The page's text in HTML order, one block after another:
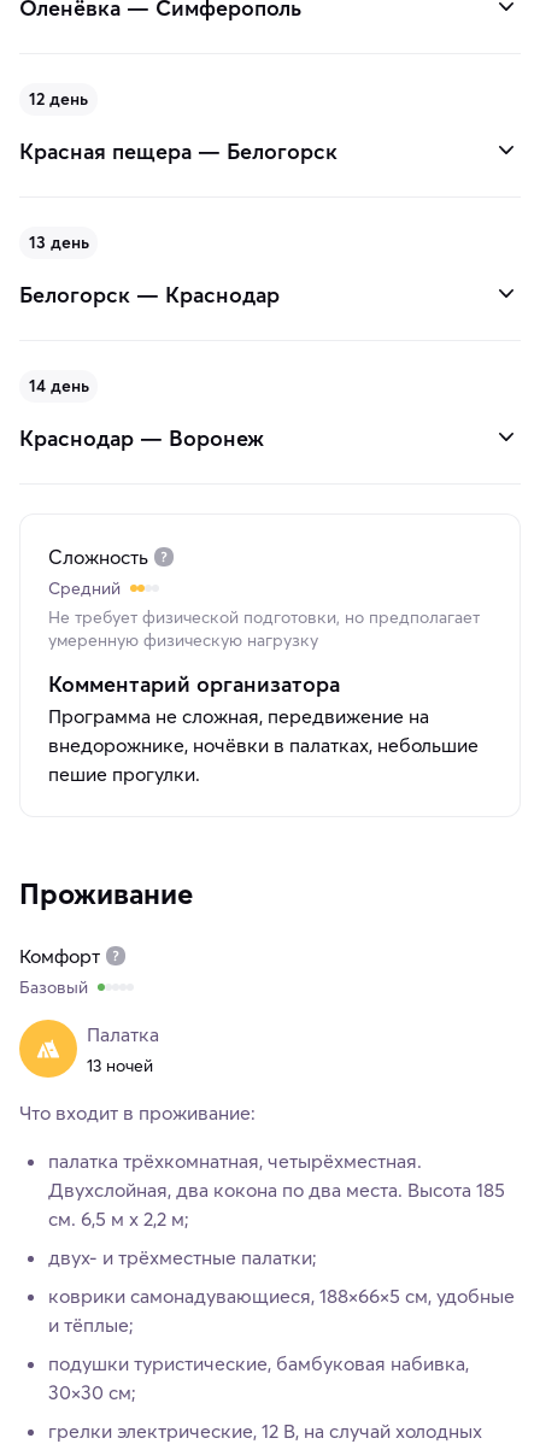
Оленёвка — Симферополь
12 день
Красная пещера — Белогорск
13 день
Белогорск — Краснодар
14 день
Краснодар — Воронеж
Сложность
Средний
Не требует физической подготовки, но предполагает
умеренную физическую нагрузку
Комментарий организатора
Программа не сложная, передвижение на
внедорожнике, ночёвки в палатках, небольшие
пешие прогулки.
Проживание
Комфорт
Базовый
Палатка
13 ночей
Что входит в проживание:
палатка трёхкомнатная, четырёхместная.
Двухслойная, два кокона по два места. Высота 185
см. 6,5 м х 2,2 м;
двух- и трёхместные палатки;
коврики самонадувающиеся, 188×66×5 см, удобные
и тёплые;
подушки туристические, бамбуковая набивка,
30×30 см;
грелки электрические, 12 В, на случай холодных